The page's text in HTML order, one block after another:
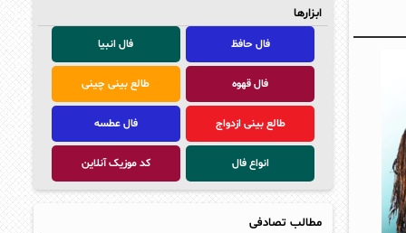
ابزارها
فال حافظ فال انبیا
فال قهوه طالع بینی چینی
طالع بینی ازدواج فال عطسه
انواع فال کد موزیک آنلاین
مطالب تصادفی